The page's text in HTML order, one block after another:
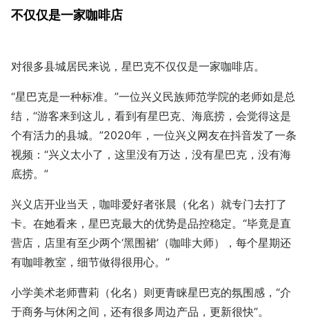
不仅仅是一家咖啡店
对很多县城居民来说，星巴克不仅仅是一家咖啡店。
“星巴克是一种标准。”一位兴义民族师范学院的老师如是总
结，“游客来到这儿，看到有星巴克、海底捞，会觉得这是
个有活力的县城。”2020年，一位兴义网友在抖音发了一条
视频：“兴义太小了，这里没有万达，没有星巴克，没有海
底捞。”
兴义店开业当天，咖啡爱好者张晨（化名）就专门去打了
卡。在她看来，星巴克最大的优势是品控稳定。“毕竟是直
营店，店里有至少两个‘黑围裙’（咖啡大师），每个星期还
有咖啡教室，细节做得很用心。”
小学美术老师曹莉（化名）则更青睐星巴克的氛围感，“介
于商务与休闲之间，还有很多周边产品，更新很快”。